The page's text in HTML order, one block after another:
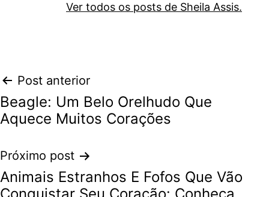
Ver todos os posts de Sheila Assis.
Navegação
de
Post
Post anterior
Beagle: Um Belo Orelhudo Que
Aquece Muitos Corações
Próximo post
Animais Estranhos E Fofos Que Vão